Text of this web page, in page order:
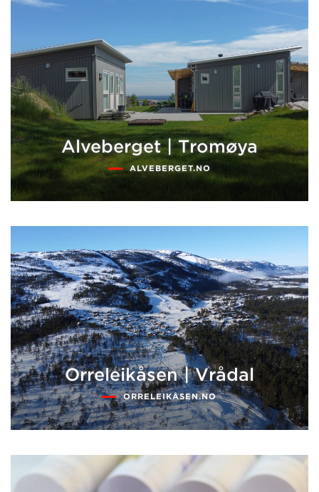
Alveberget | Tromøya
ALVEBERGET.NO
Orreleikåsen | Vrådal
ORRELEIKÅSEN.NO